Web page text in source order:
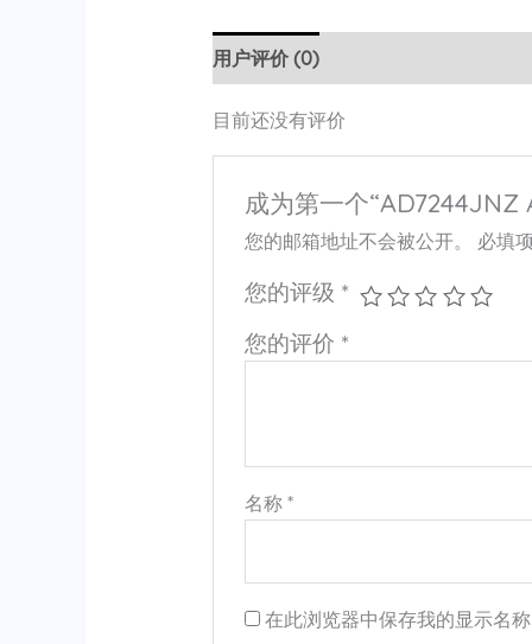
用户评价 (0)
目前还没有评价
成为第一个“AD7244JNZ
您的邮箱地址不会被公开。 必填
您的评级 *
您的评价 *
名称*
在此浏览器中保存我的显示名